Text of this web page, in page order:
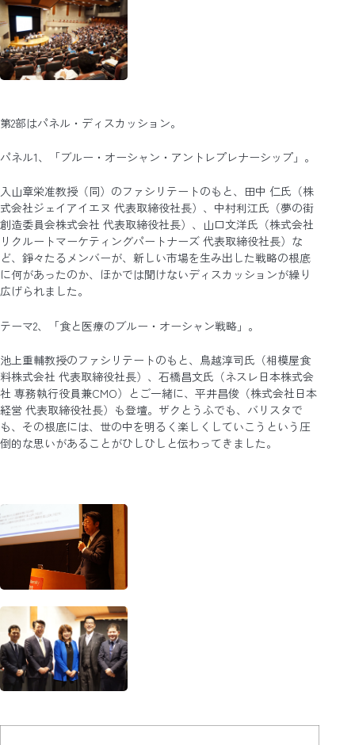
第2部はパネル・ディスカッション。
パネル1、「ブルー・オーシャン・アントレプレナーシップ」。
入山章栄准教授（同）のファシリテートのもと、田中 仁氏（株
式会社ジェイアイエヌ 代表取締役社長）、中村利江氏（夢の街
創造委員会株式会社 代表取締役社長）、山口文洋氏（株式会社
リクルートマーケティングパートナーズ 代表取締役社長）な
ど、錚々たるメンバーが、新しい市場を生み出した戦略の根底
に何があったのか、ほかでは聞けないディスカッションが繰り
広げられました。
テーマ2、「食と医療のブルー・オーシャン戦略」。
池上重輔教授のファシリテートのもと、鳥越淳司氏（相模屋食
料株式会社 代表取締役社長）、石橋昌文氏（ネスレ日本株式会
社 専務執行役員兼CMO）とご一緒に、平井昌俊（株式会社日本
経営 代表取締役社長）も登壇。ザクとうふでも、バリスタで
も、その根底には、世の中を明るく楽しくしていこうという圧
倒的な思いがあることがひしひしと伝わってきました。